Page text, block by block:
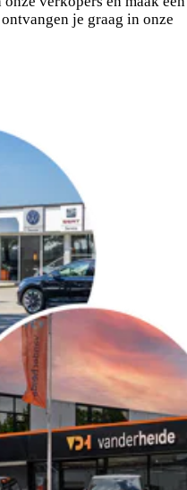
je graag in onze